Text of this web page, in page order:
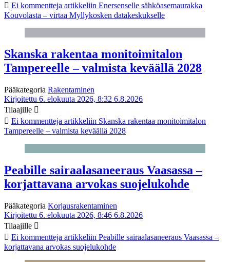
Ei kommentteja artikkeliin Enersenselle sähköasemaurakka
Kouvolasta – virtaa Myllykosken datakeskukselle
Skanska rakentaa monitoimitalon
Tampereelle – valmista keväällä 2028
Pääkategoria Rakentaminen
Kirjoitettu 6. elokuuta 2026, 8:32 6.8.2026
Tilaajille
Ei kommentteja artikkeliin Skanska rakentaa monitoimitalon
Tampereelle – valmista keväällä 2028
Peabille sairaalasaneeraus Vaasassa –
korjattavana arvokas suojelukohde
Pääkategoria Korjausrakentaminen
Kirjoitettu 6. elokuuta 2026, 8:46 6.8.2026
Tilaajille
Ei kommentteja artikkeliin Peabille sairaalasaneeraus Vaasassa –
korjattavana arvokas suojelukohde